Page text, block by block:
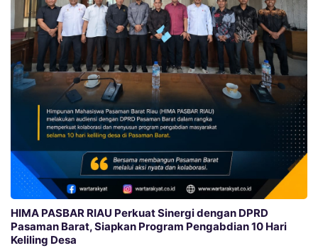
HIMA PASBAR RIAU Perkuat Sinergi dengan DPRD
Pasaman Barat, Siapkan Program Pengabdian 10 Hari
Keliling Desa